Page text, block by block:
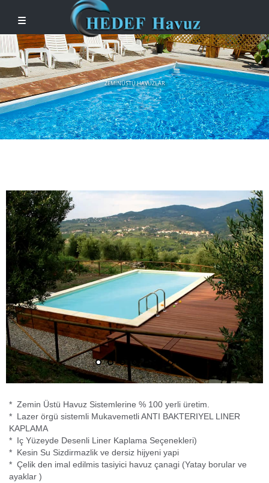
ZEMINÜSTÜ HAVUZLAR
* Zemin Üstü Havuz Sistemlerine % 100 yerli üretim.
* Lazer örgü sistemli Mukavemetli ANTI BAKTERIYEL LINER
KAPLAMA
* Iç Yüzeyde Desenli Liner Kaplama Seçenekleri)
* Kesin Su Sizdirmazlik ve dersiz hijyeni yapi
* Çelik den imal edilmis tasiyici havuz çanagi (Yatay borular ve
ayaklar )